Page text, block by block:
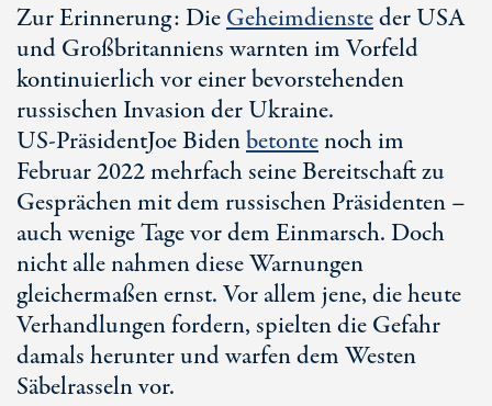
Zur Erinnerung: DieGeheimdiensteder USA
und Großbritanniens warnten im Vorfeld
kontinuierlich vor einer bevorstehenden
russischen Invasion der Ukraine.
US-PräsidentJoe Bidenbetontenoch im
Februar 2022 mehrfach seine Bereitschaft zu
Gesprächen mit dem russischen Präsidenten –
auch wenige Tage vor dem Einmarsch. Doch
nicht alle nahmen diese Warnungen
gleichermaßen ernst. Vor allem jene, die heute
Verhandlungen fordern, spielten die Gefahr
damals herunter und warfen dem Westen
Säbelrasseln vor.